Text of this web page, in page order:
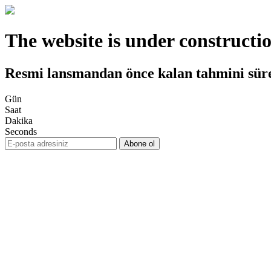
The website is under
Resmi lansmandan önce kalan tahmini
Gün
Saat
Dakika
Seconds